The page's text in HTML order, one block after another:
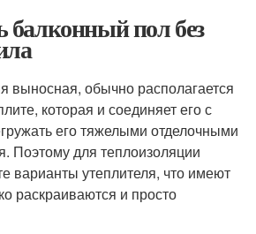
балконный пол без
выносная, обычно располагается
которая и соединяет его с
его тяжелыми отделочными
Поэтому для теплоизоляции
варианты утеплителя, что имеют
раскраиваются и просто